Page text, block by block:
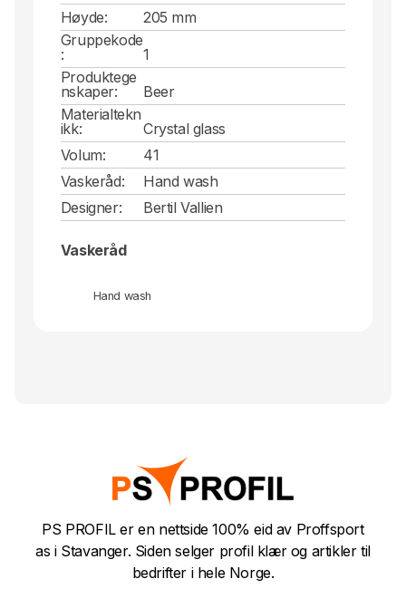
Høyde:
205 mm
Gruppekode
:
1
Produktege
nskaper:
Beer
Materialtekn
ikk:
Crystal glass
Volum:
41
Vaskeråd:
Hand wash
Designer:
Bertil Vallien
Vaskeråd
Hand wash
PS PROFIL er en nettside 100% eid av Proffsport
as i Stavanger. Siden selger profil klær og artikler til
bedrifter i hele Norge.